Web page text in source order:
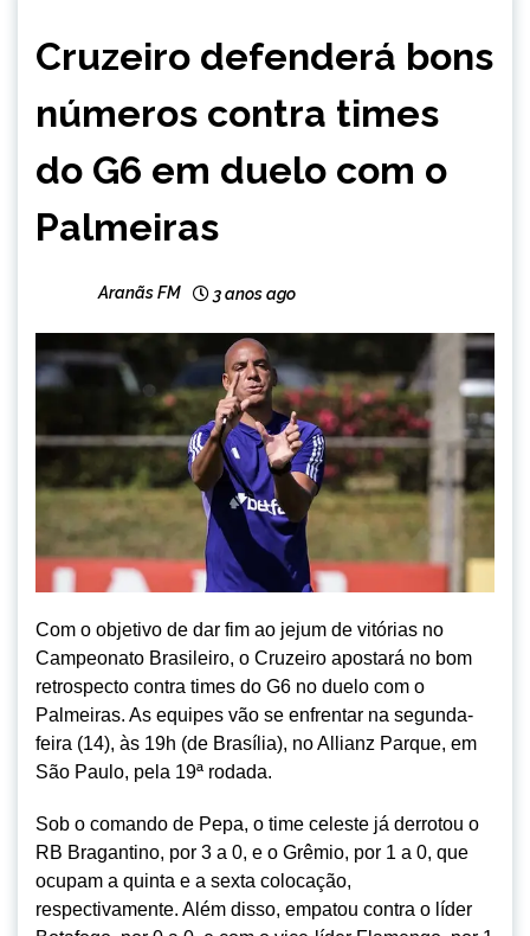
Cruzeiro defenderá bons
números contra times
do G6 em duelo com o
Palmeiras
Aranãs FM 3 anos ago
Com o objetivo de dar fim ao jejum de vitórias no
Campeonato Brasileiro, o Cruzeiro apostará no bom
retrospecto contra times do G6 no duelo com o
Palmeiras. As equipes vão se enfrentar na segunda-
feira (14), às 19h (de Brasília), no Allianz Parque, em
São Paulo, pela 19ª rodada.
Sob o comando de Pepa, o time celeste já derrotou o
RB Bragantino, por 3 a 0, e o Grêmio, por 1 a 0, que
ocupam a quinta e a sexta colocação,
respectivamente. Além disso, empatou contra o líder